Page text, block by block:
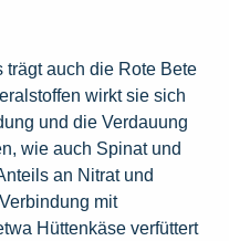
trägt auch die Rote Bete
wirkt sie sich
und die Verdauung
wie auch Spinat und
an Nitrat und
mit
Hüttenkäse verfüttert